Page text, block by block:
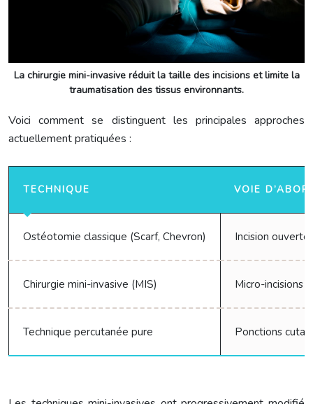
La chirurgie mini-invasive réduit la taille des incisions et limite la
traumatisation des tissus environnants.
Voici comment se distinguent les principales approches
actuellement pratiquées :
TECHNIQUE VOIE
Ostéotomie classique (Scarf, Chevron) Incision
Chirurgie mini-invasive (MIS) Micro-incisions
Technique percutanée pure Ponctions